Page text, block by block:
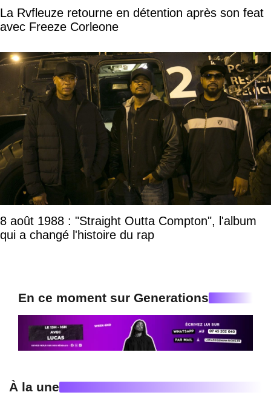
La Rvfleuze retourne en détention après son feat
avec Freeze Corleone
8 août 1988 : "Straight Outta Compton", l'album
qui a changé l'histoire du rap
En ce moment sur Generations
À la une